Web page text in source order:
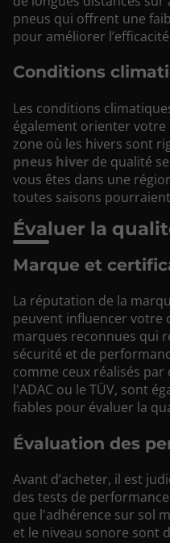
pneus qui offrent une
pour améliorer
Conditions
Les conditions
également orienter votre
zone où les hivers sont
pneus hiver de qualité
vous êtes dans une
toutes saisons
Évaluer la
Marque et
La réputation de la
peuvent influencer votre
marques reconnues qui
sécurité et de
comme ceux réalisés
l'ADAC ou le TÜV, sont
fiables pour évaluer la
Évaluation des
Avant d’acheter, il est
des tests de
que l'adhérence sur sol
et le niveau sonore sont